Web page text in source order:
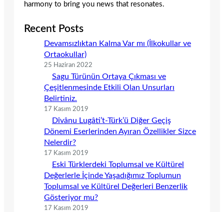
harmony to bring you news that resonates.
Recent Posts
Devamsızlıktan Kalma Var mı (İlkokullar ve
Ortaokullar)
25 Haziran 2022
Sagu Türünün Ortaya Çıkması ve
Çeşitlenmesinde Etkili Olan Unsurları
Belirtiniz.
17 Kasım 2019
Dîvânu Lugâti’t-Türk’ü Diğer Geçiş
Dönemi Eserlerinden Ayıran Özellikler Sizce
Nelerdir?
17 Kasım 2019
Eski Türklerdeki Toplumsal ve Kültürel
Değerlerle İçinde Yaşadığımız Toplumun
Toplumsal ve Kültürel Değerleri Benzerlik
Gösteriyor mu?
17 Kasım 2019